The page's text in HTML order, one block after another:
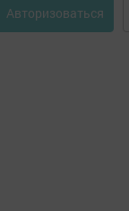
Авторизоваться